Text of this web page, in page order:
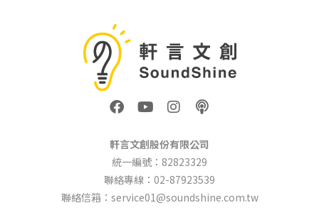
F
a
e
b
o
o
k
Y
o
t
u
b
e
I
n
t
a
g
r
a
P
o
c
a
s
t
軒言文創股份有限公司
統一編號：82823329
聯絡專線：02-87923539
聯絡信箱：service01@soundshine.com.tw